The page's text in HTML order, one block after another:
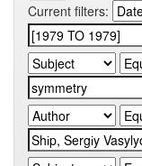
Current filters: